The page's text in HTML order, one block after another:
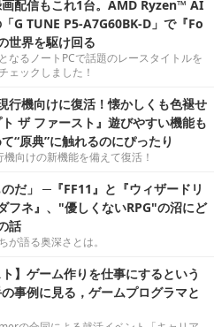
配信もこれ1台。AMD Ryzen™ AI
G TUNE P5-A7G60BK-D」で『Fo
世界を駆け回る
なるノートPCで話題のレースタイトルを
ェックしました！
行機向けに復活！懐かしくも色褪せ
ザ ファースト』遊びやすい機能も
“原典”に触れるのにぴったり
向けの新機能を備えて復活！
のだ」 ─『FF11』と『ウィザードリ
フネ』、"優しくないRPG"の沼にど
話
が語る奥深さとは。
ト】ゲーム作りを仕事にするという
事例に見る，ゲームプログラマと